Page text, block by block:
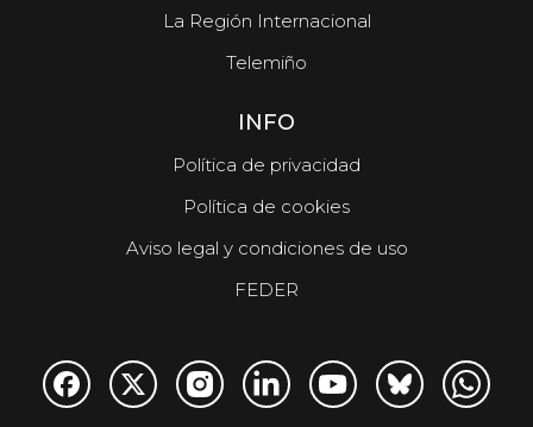
La Región Internacional
Telemiño
INFO
Política de privacidad
Política de cookies
Aviso legal y condiciones de uso
FEDER